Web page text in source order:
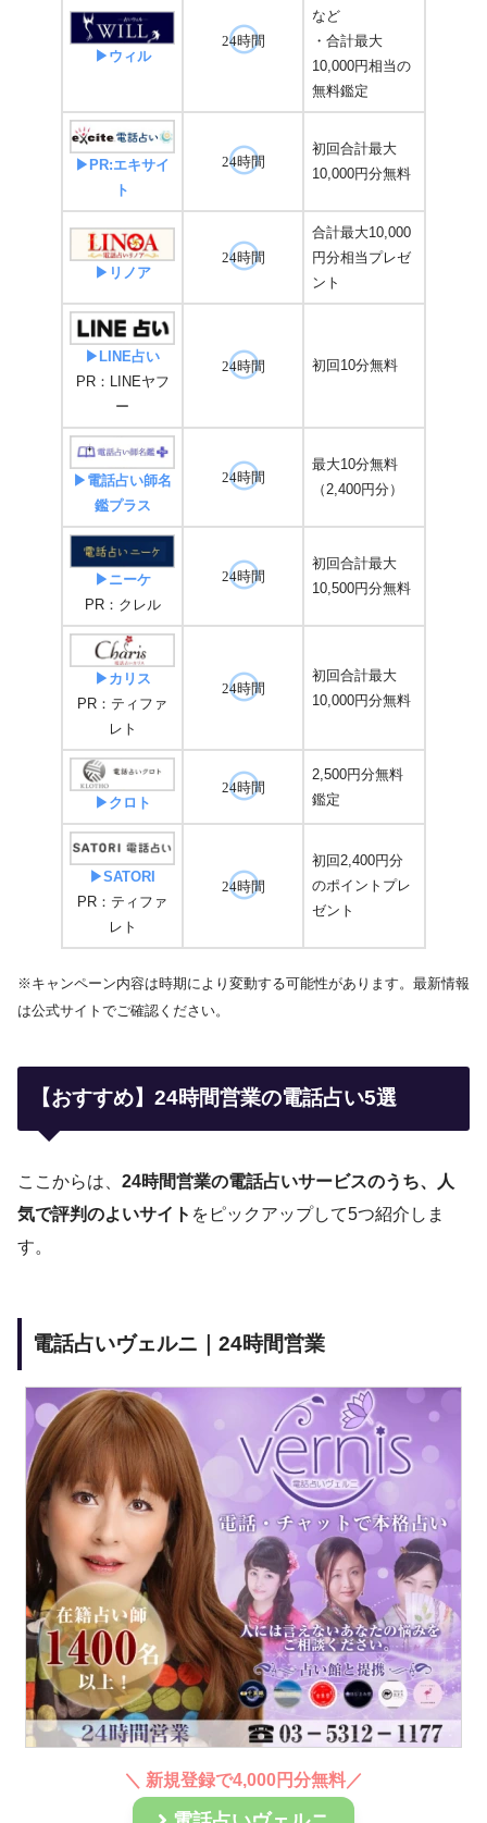
▶ウィル
24時間
など
・合計最大
10,000円相当の
無料鑑定
▶PR:エキサイ
ト
24時間
初回合計最大
10,000円分無料
▶リノア
24時間
合計最大10,000
円分相当プレゼ
ント
▶LINE占い
PR：LINEヤフ
ー
24時間 初回10分無料
▶電話占い師名
鑑プラス
24時間
最大10分無料
（2,400円分）
▶ニーケ
PR：クレル
24時間
初回合計最大
10,500円分無料
▶カリス
PR：ティファ
レト
24時間
初回合計最大
10,000円分無料
▶クロト
24時間
2,500円分無料
鑑定
▶SATORI
PR：ティファ
レト
24時間
初回2,400円分
のポイントプレ
ゼント
※キャンペーン内容は時期により変動する可能性があります。最新情報
は公式サイトでご確認ください。
【おすすめ】24時間営業の電話占い5選
ここからは、 24時間営業の電話占いサービスのうち、人
気で評判のよいサイト をピックアップして5つ紹介しま
す。
電話占いヴェルニ｜24時間営業
＼ 新規登録で4,000円分無料／